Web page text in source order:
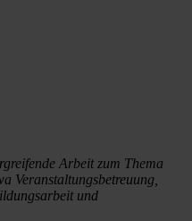
Arbeit zum Thema
Veranstaltungsbetreuung,
und